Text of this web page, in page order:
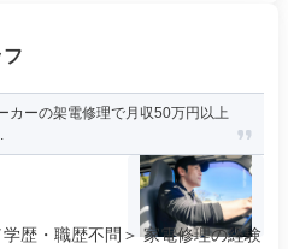
カーの架電修理で月収50万円以上
歴・職歴不問＞ 家電修理の経験